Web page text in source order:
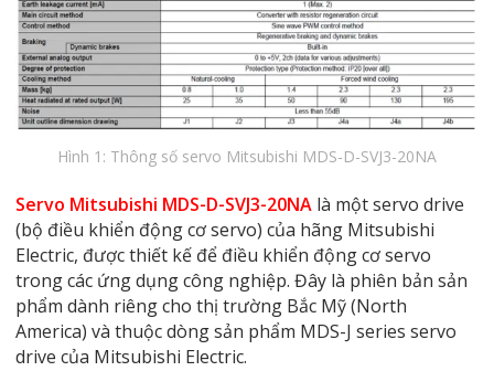
Hình 1: Thông số servo Mitsubishi MDS-D-SVJ3-20NA
Servo Mitsubishi MDS-D-SVJ3-20NAlà một servo drive
(bộ điều khiển động cơ servo) của hãng Mitsubishi
Electric, được thiết kế để điều khiển động cơ servo
trong các ứng dụng công nghiệp. Đây là phiên bản sản
phẩm dành riêng cho thị trường Bắc Mỹ (North
America) và thuộc dòng sản phẩm MDS-J series servo
drive của Mitsubishi Electric.